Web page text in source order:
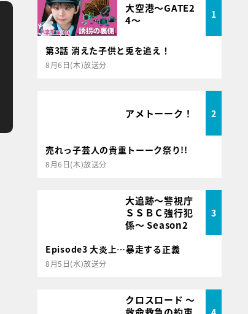
大空港～GATE2
4～
1
第3話 消えた子供と兎を追え！
8月6日(木)放送分
アメトーーク！ 2
売れっ子芸人の貴重トーーク祭り!!
8月6日(木)放送分
大追跡～警視庁
ＳＳＢＣ強行犯
係～ Season2
3
Episode3 大炎上…暴走する正義
8月5日(水)放送分
クロスロード ～